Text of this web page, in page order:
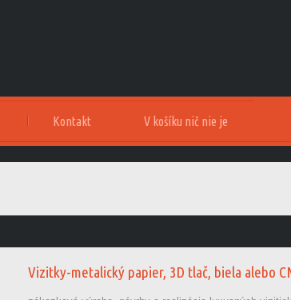
Kontakt V košíku nič nie je
Vizitky-metalický papier, 3D tlač, biela alebo